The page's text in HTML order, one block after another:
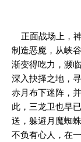
正面战场上，
制造恶魔，从峡
渐变得吃力，濒
深入抉择之地，
赤月布下迷阵，
此，三龙卫也早
送，躲避月魔蜘
不负有心人，在